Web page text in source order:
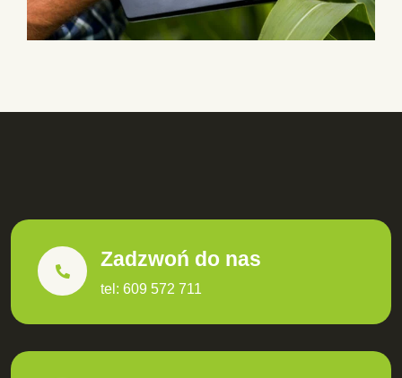
Zadzwoń do nas
tel: 609 572 711